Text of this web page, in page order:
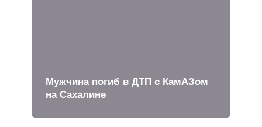
Мужчина погиб в ДТП с КамАЗом
на Сахалине